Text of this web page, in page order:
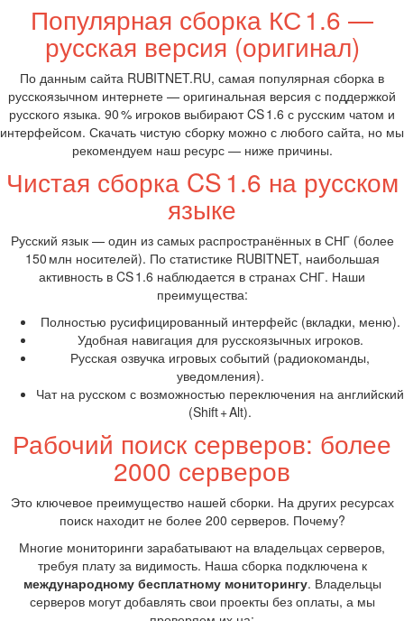
Популярная сборка КС 1.6 —
русская версия (оригинал)
По данным сайта RUBITNET.RU, самая популярная сборка в
русскоязычном интернете — оригинальная версия с поддержкой
русского языка. 90 % игроков выбирают CS 1.6 с русским чатом и
интерфейсом. Скачать чистую сборку можно с любого сайта, но мы
рекомендуем наш ресурс — ниже причины.
Чистая сборка CS 1.6 на русском
языке
Русский язык — один из самых распространённых в СНГ (более
150 млн носителей). По статистике RUBITNET, наибольшая
активность в CS 1.6 наблюдается в странах СНГ. Наши
преимущества:
Полностью русифицированный интерфейс (вкладки, меню).
Удобная навигация для русскоязычных игроков.
Русская озвучка игровых событий (радиокоманды,
уведомления).
Чат на русском с возможностью переключения на английский
(Shift + Alt).
Рабочий поиск серверов: более
2000 серверов
Это ключевое преимущество нашей сборки. На других ресурсах
поиск находит не более 200 серверов. Почему?
Многие мониторинги зарабатывают на владельцах серверов,
требуя плату за видимость. Наша сборка подключена к
международному бесплатному мониторингу. Владельцы
серверов могут добавлять свои проекты без оплаты, а мы